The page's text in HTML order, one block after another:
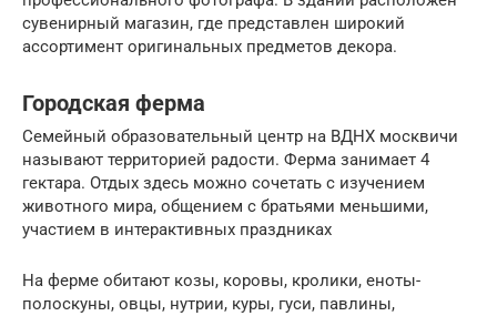
сувенирный магазин, где представлен широкий
ассортимент оригинальных предметов декора.
Городская ферма
Семейный образовательный центр на ВДНХ москвичи
называют территорией радости. Ферма занимает 4
гектара. Отдых здесь можно сочетать с изучением
животного мира, общением с братьями меньшими,
участием в интерактивных праздниках
На ферме обитают козы, коровы, кролики, еноты-
полоскуны, овцы, нутрии, куры, гуси, павлины,